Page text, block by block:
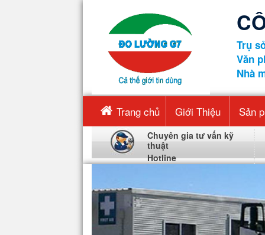
Trụ
Văn
Nhà
Trang chủ Giới Thiệu Sản
Chuyên gia tư vấn kỹ
thuật
Hotline